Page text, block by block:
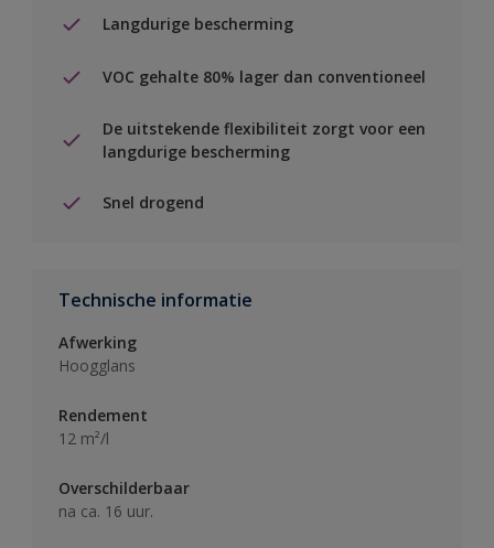
Langdurige bescherming
VOC gehalte 80% lager dan conventioneel
De uitstekende flexibiliteit zorgt voor een
langdurige bescherming
Snel drogend
Technische informatie
Afwerking
Hoogglans
Rendement
12 m²/l
Overschilderbaar
na ca. 16 uur.